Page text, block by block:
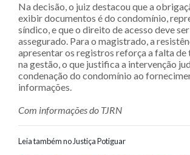
Na decisão, o juiz destacou que a
exibir documentos é do condomínio,
síndico, e que o direito de acesso deve
assegurado. Para o magistrado, a
apresentar os registros reforça a falta de
na gestão, o que justifica a intervenção
condenação do condomínio ao
informações.
Com informações do TJRN
Leia também no Justiça Potiguar